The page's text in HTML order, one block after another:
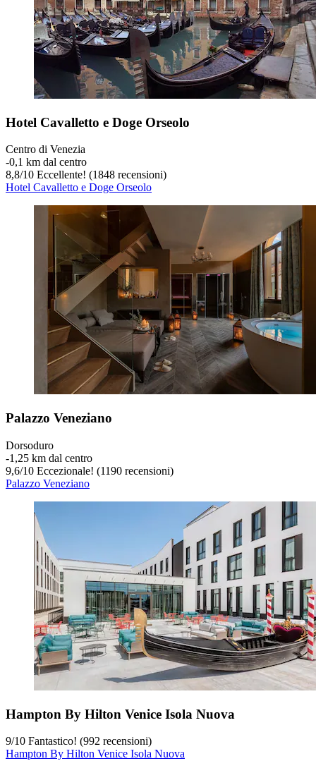
Hotel Cavalletto e Doge Orseolo
Centro di Venezia
‐0,1 km dal centro
8,8/10 Eccellente! (1848 recensioni)
Hotel Cavalletto e Doge Orseolo
Palazzo Veneziano
Dorsoduro
‐1,25 km dal centro
9,6/10 Eccezionale! (1190 recensioni)
Palazzo Veneziano
Hampton By Hilton Venice Isola Nuova
9/10 Fantastico! (992 recensioni)
Hampton By Hilton Venice Isola Nuova